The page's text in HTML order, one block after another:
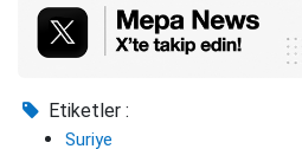
Etiketler :
Suriye